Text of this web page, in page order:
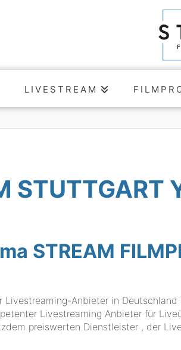
LIVESTREAM
STUTTGART
STREAM
Livestreaming-Anbieter in
Livestreaming Anbieter für
preiswerten Dienstleister , der